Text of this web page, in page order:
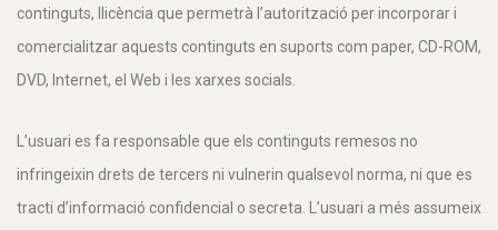
continguts, llicència que permetrà l’autorització per incorporar i
comercialitzar aquests continguts en suports com paper, CD-ROM,
DVD, Internet, el Web i les xarxes socials.
L’usuari es fa responsable que els continguts remesos no
infringeixin drets de tercers ni vulnerin qualsevol norma, ni que es
tracti d’informació confidencial o secreta. L’usuari a més assumeix